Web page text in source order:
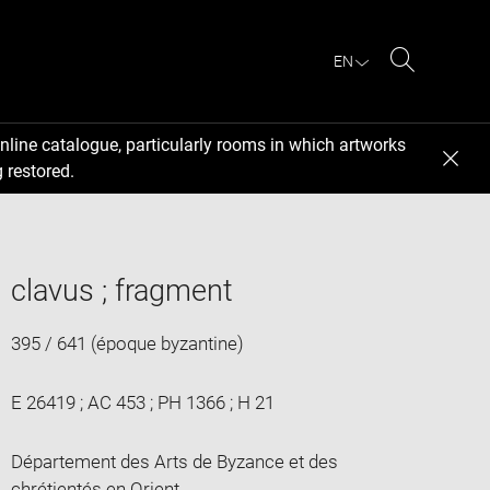
EN
catalogue, particularly rooms in which artworks
restored.
clavus ; fragment
395 / 641 (époque byzantine)
E 26419 ; AC 453 ; PH 1366 ; H 21
Département des Arts de Byzance et des